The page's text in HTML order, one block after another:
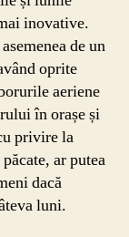
inovative.
de un
oprite
aeriene
în orașe și
privire la
ar putea
dacă
luni.